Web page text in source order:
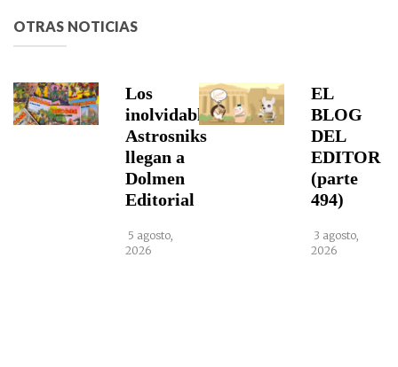
OTRAS NOTICIAS
Los
inolvidables
Astrosniks
llegan a
Dolmen
Editorial
5 agosto,
2026
EL
BLOG
DEL
EDITOR
(parte
494)
3 agosto,
2026